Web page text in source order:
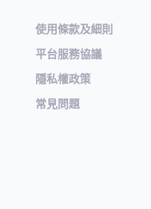
使用條款及細則
平台服務協議
隱私權政策
常見問題​